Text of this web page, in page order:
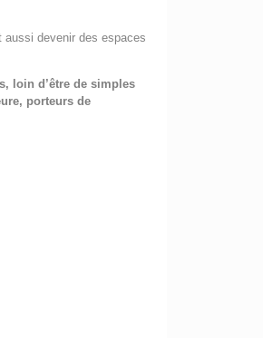
aussi devenir des espaces
loin d’être de simples
porteurs de